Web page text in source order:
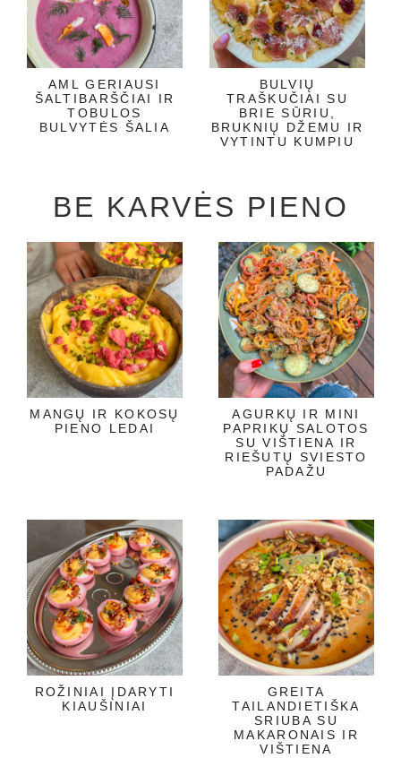
AML GERIAUSI
ŠALTIBARŠČIAI IR
TOBULOS
BULVYTĖS ŠALIA
BULVIŲ
TRAŠKUČIAI SU
BRIE SŪRIU,
BRUKNIŲ DŽEMU IR
VYTINTU KUMPIU
BE KARVĖS PIENO
MANGŲ IR KOKOSŲ
PIENO LEDAI
AGURKŲ IR MINI
PAPRIKŲ SALOTOS
SU VIŠTIENA IR
RIEŠUTŲ SVIESTO
PADAŽU
ROŽINIAI ĮDARYTI
KIAUŠINIAI
GREITA
TAILANDIETIŠKA
SRIUBA SU
MAKARONAIS IR
VIŠTIENA